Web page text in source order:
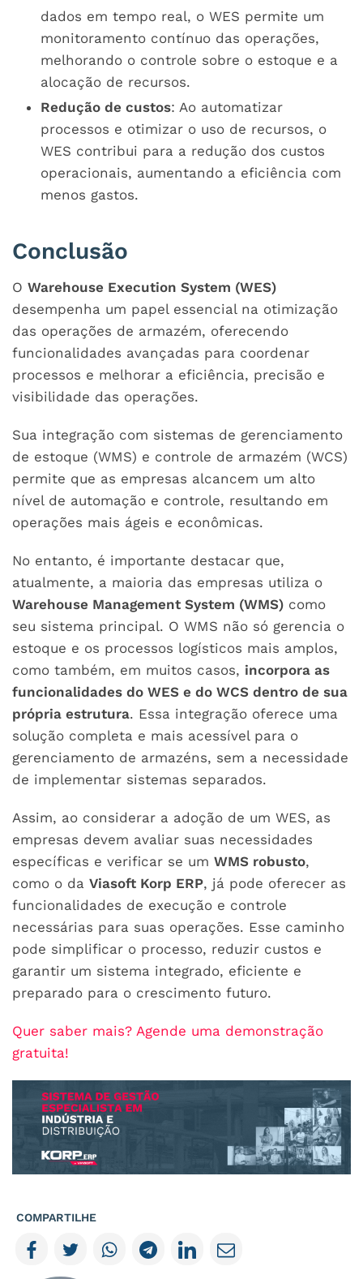
dados em tempo real, o WES permite um
monitoramento contínuo das operações,
melhorando o controle sobre o estoque e a
alocação de recursos.
Redução de custos: Ao automatizar
processos e otimizar o uso de recursos, o
WES contribui para a redução dos custos
operacionais, aumentando a eficiência com
menos gastos.
Conclusão
O Warehouse Execution System (WES)
desempenha um papel essencial na otimização
das operações de armazém, oferecendo
funcionalidades avançadas para coordenar
processos e melhorar a eficiência, precisão e
visibilidade das operações.
Sua integração com sistemas de gerenciamento
de estoque (WMS) e controle de armazém (WCS)
permite que as empresas alcancem um alto
nível de automação e controle, resultando em
operações mais ágeis e econômicas.
No entanto, é importante destacar que,
atualmente, a maioria das empresas utiliza o
Warehouse Management System (WMS) como
seu sistema principal. O WMS não só gerencia o
estoque e os processos logísticos mais amplos,
como também, em muitos casos, incorpora as
funcionalidades do WES e do WCS dentro de sua
própria estrutura. Essa integração oferece uma
solução completa e mais acessível para o
gerenciamento de armazéns, sem a necessidade
de implementar sistemas separados.
Assim, ao considerar a adoção de um WES, as
empresas devem avaliar suas necessidades
específicas e verificar se um WMS robusto,
como o da Viasoft Korp ERP, já pode oferecer as
funcionalidades de execução e controle
necessárias para suas operações. Esse caminho
pode simplificar o processo, reduzir custos e
garantir um sistema integrado, eficiente e
preparado para o crescimento futuro.
Quer saber mais? Agende uma demonstração
gratuita!
COMPARTILHE